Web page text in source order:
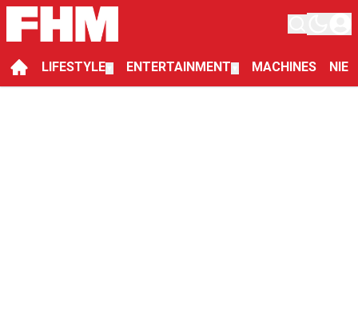
LIFESTYLE ENTERTAINMENT MACHINES